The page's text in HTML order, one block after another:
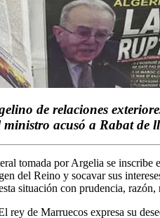
de relaciones
acusó a Rabat de
tomada por Argelia se inscribe
del Reino y socavar sus
situación con prudencia,